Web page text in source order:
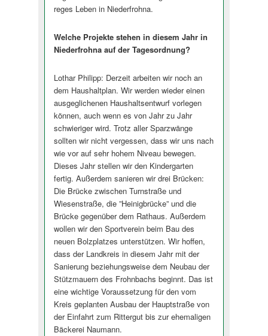
reges Leben in Niederfrohna.
Welche Projekte stehen in diesem Jahr in
Niederfrohna auf der Tagesordnung?
Lothar Philipp: Derzeit arbeiten wir noch an
dem Haushaltplan. Wir werden wieder einen
ausgeglichenen Haushaltsentwurf vorlegen
können, auch wenn es von Jahr zu Jahr
schwieriger wird. Trotz aller Sparzwänge
sollten wir nicht vergessen, dass wir uns nach
wie vor auf sehr hohem Niveau bewegen.
Dieses Jahr stellen wir den Kindergarten
fertig. Außerdem sanieren wir drei Brücken:
Die Brücke zwischen Turnstraße und
Wiesenstraße, die ”Heinigbrücke” und die
Brücke gegenüber dem Rathaus. Außerdem
wollen wir den Sportverein beim Bau des
neuen Bolzplatzes unterstützen. Wir hoffen,
dass der Landkreis in diesem Jahr mit der
Sanierung beziehungsweise dem Neubau der
Stützmauern des Frohnbachs beginnt. Das ist
eine wichtige Voraussetzung für den vom
Kreis geplanten Ausbau der Hauptstraße von
der Einfahrt zum Rittergut bis zur ehemaligen
Bäckerei Naumann.